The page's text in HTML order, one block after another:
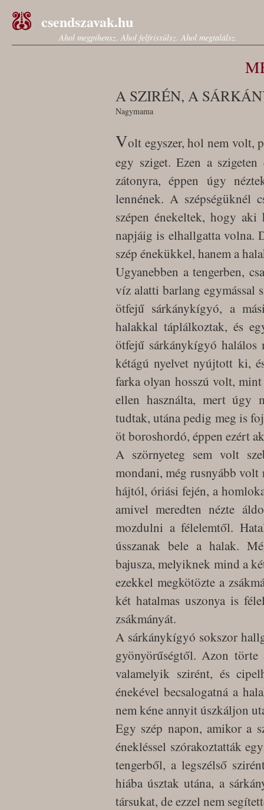
csendszavak.hu
Ahol megpihensz. Ahol felfrissülsz. Ahol megtalálsz.
A SZIRÉN, A
Nagymama
Volt egyszer, hol nem volt,
egy sziget. Ezen a
zátonyra, éppen úgy
lennének. A szépségüknél
szépen énekeltek, hogy
napjáig is elhallgatta volna.
szép énekükkel, hanem a
Ugyanebben a tengerben,
víz alatti barlang egymással
ötfejű sárkánykígyó, a
halakkal táplálkoztak, és
ötfejű sárkánykígyó halálos
kétágú nyelvet nyújtott ki,
farka olyan hosszú volt,
ellen használta, mert úgy
tudtak, utána pedig meg is
öt boroshordó, éppen ezért
A szörnyeteg sem volt
mondani, még rusnyább volt
hájtól, óriási fején, a
amivel meredten nézte
mozdulni a félelemtől.
ússzanak bele a halak.
bajusza, melyiknek mind a
ezekkel megkötözte a
két hatalmas uszonya is
zsákmányát.
A sárkánykígyó sokszor
gyönyörűségtől. Azon
valamelyik szirént, és
énekével becsalogatná a
nem kéne annyit úszkáljon
Egy szép napon, amikor a
énekléssel szórakoztatták
tengerből, a legszélső
hiába úsztak utána, a
társukat, de ezzel nem